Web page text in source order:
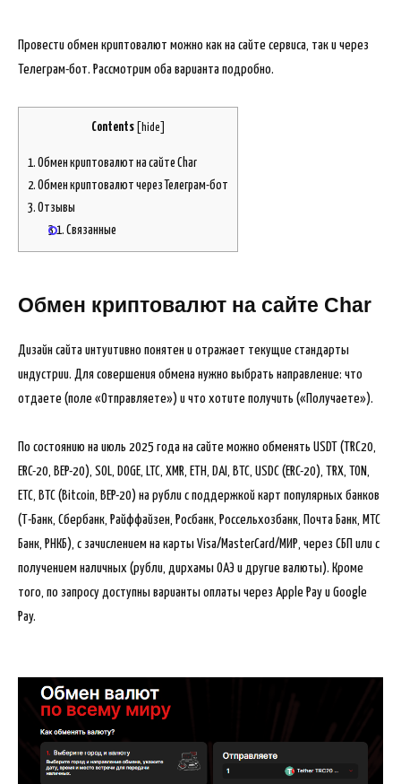
Провести обмен криптовалют можно как на сайте сервиса, так и через
Телеграм-бот. Рассмотрим оба варианта подробно.
Contents hide
1. Обмен криптовалют на сайте Char
2. Обмен криптовалют через Телеграм-бот
3. Отзывы
3.1. Связанные
Обмен криптовалют на сайте Char
Дизайн сайта интуитивно понятен и отражает текущие стандарты
индустрии. Для совершения обмена нужно выбрать направление: что
отдаете (поле «Отправляете») и что хотите получить («Получаете»).
По состоянию на июль 2025 года на сайте можно обменять USDT (TRC20,
ERC-20, BEP-20), SOL, DOGE, LTC, XMR, ETH, DAI, BTC, USDC (ERC-20), TRX, TON,
ETC, BTC (Bitcoin, BEP-20) на рубли с поддержкой карт популярных банков
(Т-Банк, Сбербанк, Райффайзен, Росбанк, Россельхозбанк, Почта Банк, МТС
Банк, РНКБ), с зачислением на карты Visa/MasterCard/МИР, через СБП или с
получением наличных (рубли, дирхамы ОАЭ и другие валюты). Кроме
того, по запросу доступны варианты оплаты через Apple Pay и Google
Pay.